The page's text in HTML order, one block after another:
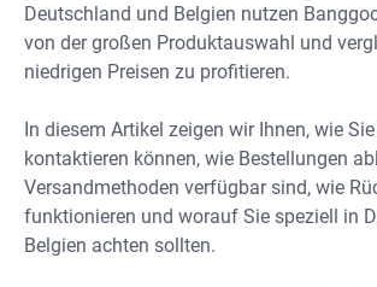
Deutschland und Belgien nutzen
von der großen Produktauswahl und
niedrigen Preisen zu profitieren.
In diesem Artikel zeigen wir Ihnen, wie
kontaktieren können, wie Bestellungen
Versandmethoden verfügbar sind, wie
funktionieren und worauf Sie speziell in
Belgien achten sollten.